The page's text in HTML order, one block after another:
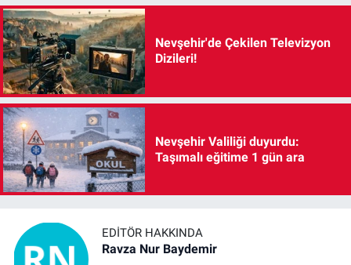
Nevşehir'de Çekilen Televizyon
Dizileri!
Nevşehir Valiliği duyurdu:
Taşımalı eğitime 1 gün ara
EDITÖR HAKKINDA
Ravza Nur Baydemir